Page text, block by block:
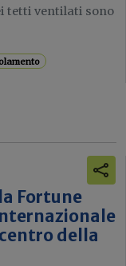
tetti ventilati sono
Fortune
della